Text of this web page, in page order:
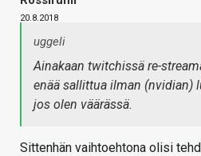
20.8.2018
uggeli
Ainakaan twitchissä re-
enää sallittua ilman (nvidian)
jos olen väärässä.
Sittenhän vaihtoehtona olisi